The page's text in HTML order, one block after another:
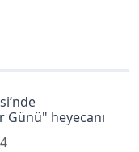
Günü" heyecanı